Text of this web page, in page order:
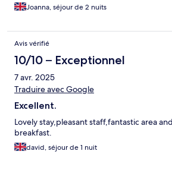
Joanna, séjour de 2 nuits
Avis vérifié
10/10 – Exceptionnel
7 avr. 2025
Traduire avec Google
Excellent.
Lovely stay,pleasant staff,fantastic area
breakfast.
david, séjour de 1 nuit